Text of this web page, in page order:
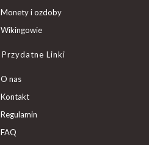
Monety i ozdoby
Wikingowie
Przydatne Linki
O nas
Kontakt
Regulamin
FAQ